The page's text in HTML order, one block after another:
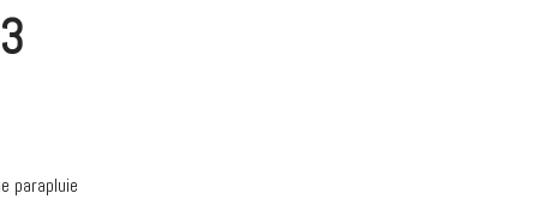
parapluie